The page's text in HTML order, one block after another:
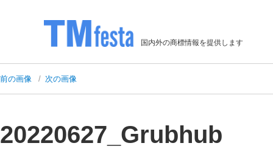
国内外の商標情報を提供します
前の画像 次の画像
20220627_Grubhub